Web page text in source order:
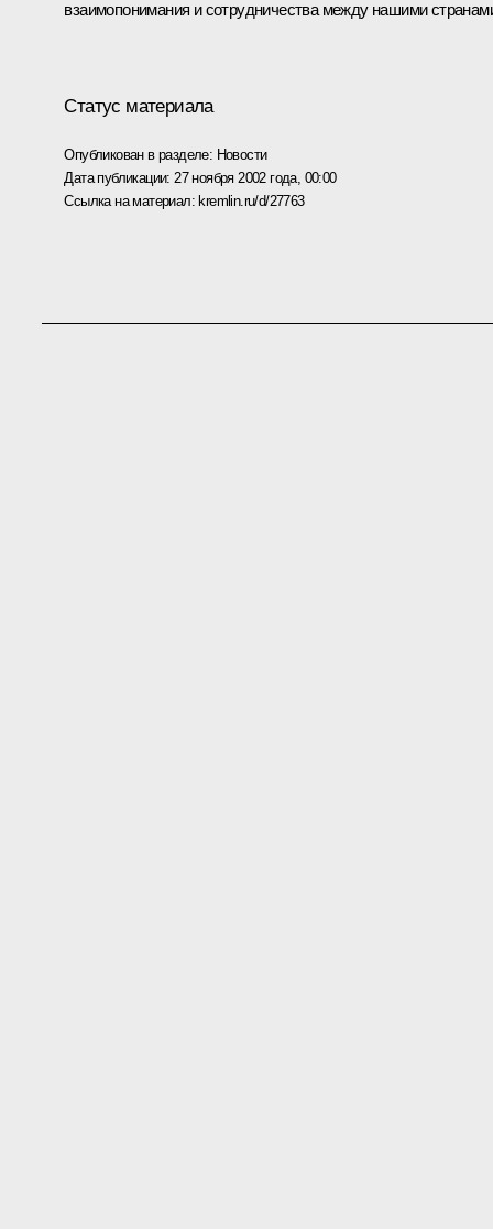
взаимопонимания и сотрудничества между нашими
Статус материала
Опубликован в разделе: Новости
Дата публикации: 27 ноября 2002 года, 00:00
Ссылка на материал:kremlin.ru/d/27763